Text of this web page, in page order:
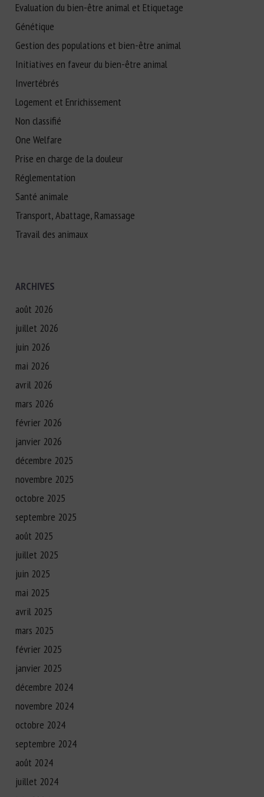
Evaluation du bien-être animal et Etiquetage
Génétique
Gestion des populations et bien-être animal
Initiatives en faveur du bien-être animal
Invertébrés
Logement et Enrichissement
Non classifié
One Welfare
Prise en charge de la douleur
Réglementation
Santé animale
Transport, Abattage, Ramassage
Travail des animaux
ARCHIVES
août 2026
juillet 2026
juin 2026
mai 2026
avril 2026
mars 2026
février 2026
janvier 2026
décembre 2025
novembre 2025
octobre 2025
septembre 2025
août 2025
juillet 2025
juin 2025
mai 2025
avril 2025
mars 2025
février 2025
janvier 2025
décembre 2024
novembre 2024
octobre 2024
septembre 2024
août 2024
juillet 2024